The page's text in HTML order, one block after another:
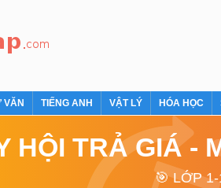
VĂN TIẾNG ANH VẬT LÝ HÓA HỌC
HỘI TRẢ GIÁ -
🎯 LỚP